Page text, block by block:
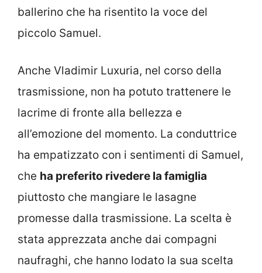
ballerino che ha risentito la voce del
piccolo Samuel.
Anche Vladimir Luxuria, nel corso della
trasmissione, non ha potuto trattenere le
lacrime di fronte alla bellezza e
all’emozione del momento. La conduttrice
ha empatizzato con i sentimenti di Samuel,
che ha preferito rivedere la famiglia
piuttosto che mangiare le lasagne
promesse dalla trasmissione. La scelta è
stata apprezzata anche dai compagni
naufraghi, che hanno lodato la sua scelta